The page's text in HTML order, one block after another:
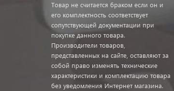
Товар не считается браком если он и
его комплектность соответствует
сопутствующей документации при
покупке данного товара.
Производители товаров,
представленных на сайте, оставляют за
собой право изменять технические
характеристики и комплектацию товара
без уведомления Интернет магазина.